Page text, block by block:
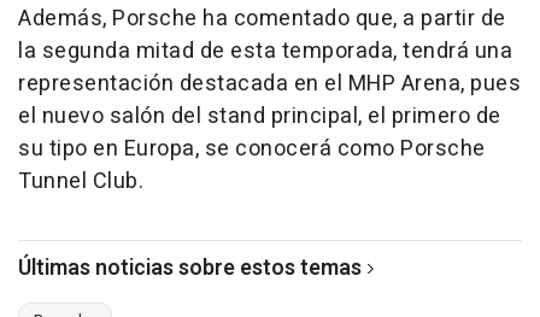
Además, Porsche ha comentado que, a partir de
la segunda mitad de esta temporada, tendrá una
representación destacada en el MHP Arena, pues
el nuevo salón del stand principal, el primero de
su tipo en Europa, se conocerá como Porsche
Tunnel Club.
Últimas noticias sobre estos temas